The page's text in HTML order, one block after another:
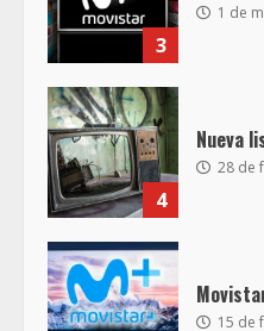
3
1 de
4
Nueva
28 de
15 de